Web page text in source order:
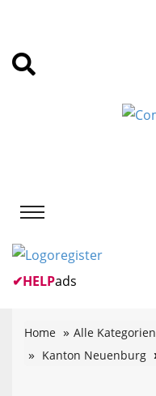
✔HELPads
Home Alle Kategorien
Kanton Neuenburg